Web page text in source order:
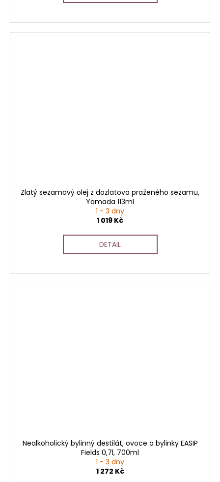
Zlatý sezamový olej z dozlatova praženého sezamu,
Yamada 113ml
1 - 3 dny
1 019 Kč
DETAIL
Nealkoholický bylinný destilát, ovoce a bylinky EASIP
Fields 0,7l, 700ml
1 - 3 dny
1 272 Kč